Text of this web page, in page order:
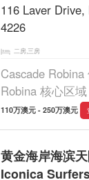
116 Laver
4226
二房,三房
Cascade
Robina 核心区
商 Andrews 精心
地约1.1公顷，由
宅，整体以高品
110万澳元 - 250万澳元
黄金海岸海滨
Iconica